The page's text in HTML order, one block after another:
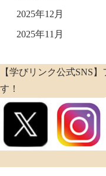
2025年12月
2025年11月
【学びリンク公式SNS
す！